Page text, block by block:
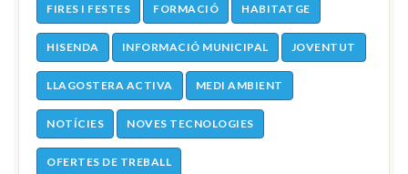
FIRES I FESTES FORMACIÓ HABITATGE
HISENDA INFORMACIÓ MUNICIPAL JOVENTUT
LLAGOSTERA ACTIVA MEDI AMBIENT
NOTÍCIES NOVES TECNOLOGIES
OFERTES DE TREBALL